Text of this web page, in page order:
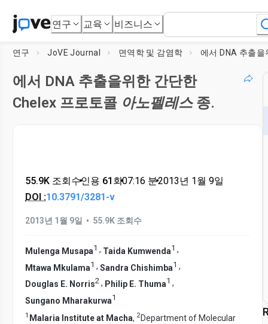
연구 교육 비즈니스
연구 JoVE Journal 면역학 및 감염학
에서 DNA 추출을위한 간단한
Chelex 프로토콜 아노펠레스종.
55.9K 조회수•인용 61회•07:16 분•2013년 1월 9일
DOI :10.3791/3281-v
2013년 1월 9일 • 55.9K 조회수
Mulenga Musapa1 , Taida Kumwenda1 ,
Mtawa Mkulama1 , Sandra Chishimba1 ,
Douglas E. Norris2 , Philip E. Thuma1 ,
Sungano Mharakurwa1
1 Malaria Institute at Macha, 2Department of Molecular